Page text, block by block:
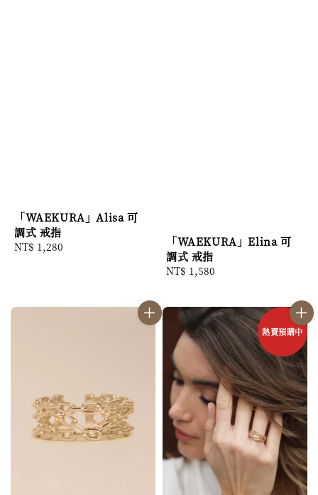
「WAEKURA」Alisa 可
調式 戒指
Regular
NT$ 1,280
「WAEKURA」Elina 可
調式 戒指
Regular
NT$ 1,580
熱賣預購中